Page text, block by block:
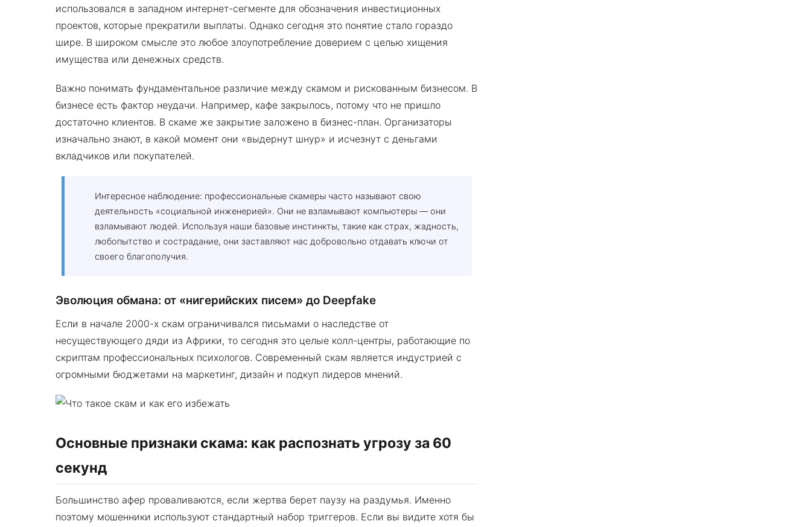
использовался в западном интернет-сегменте для обозначения инвестиционных
проектов, которые прекратили выплаты. Однако сегодня это понятие стало гораздо
шире. В широком смысле это любое злоупотребление доверием с целью хищения
имущества или денежных средств.
Важно понимать фундаментальное различие между скамом и рискованным бизнесом. В
бизнесе есть фактор неудачи. Например, кафе закрылось, потому что не пришло
достаточно клиентов. В скаме же закрытие заложено в бизнес-план. Организаторы
изначально знают, в какой момент они «выдернут шнур» и исчезнут с деньгами
вкладчиков или покупателей.
Интересное наблюдение: профессиональные скамеры часто называют свою
деятельность «социальной инженерией». Они не взламывают компьютеры — они
взламывают людей. Используя наши базовые инстинкты, такие как страх, жадность,
любопытство и сострадание, они заставляют нас добровольно отдавать ключи от
своего благополучия.
Эволюция обмана: от «нигерийских писем» до Deepfake
Если в начале 2000-х скам ограничивался письмами о наследстве от
несуществующего дяди из Африки, то сегодня это целые колл-центры, работающие по
скриптам профессиональных психологов. Современный скам является индустрией с
огромными бюджетами на маркетинг, дизайн и подкуп лидеров мнений.
Основные признаки скама: как распознать угрозу за 60
секунд
Большинство афер проваливаются, если жертва берет паузу на раздумья. Именно
поэтому мошенники используют стандартный набор триггеров. Если вы видите хотя бы